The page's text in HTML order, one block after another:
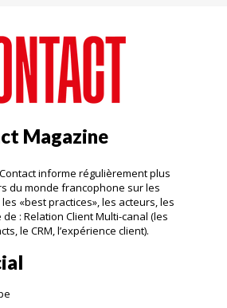
Magazine
informe régulièrement plus
du monde francophone sur les
«best practices», les acteurs, les
: Relation Client Multi-canal (les
le CRM, l’expérience client).